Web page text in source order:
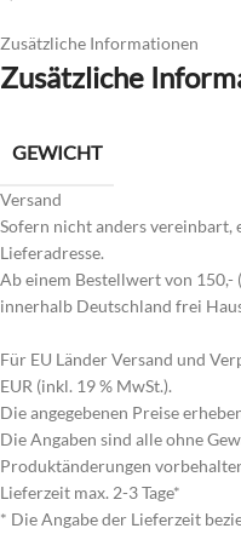
Zusätzliche Informationen
Zusätzliche
GEWICHT
Versand
Sofern nicht anders vereinbart,
Lieferadresse.
Ab einem Bestellwert von
innerhalb Deutschland frei
Für EU Länder Versand und
EUR (inkl. 19 % MwSt.).
Die angegebenen Preise
Die Angaben sind alle ohne
Produktänderungen
Lieferzeit max. 2-3 Tage*
* Die Angabe der Lieferzeit